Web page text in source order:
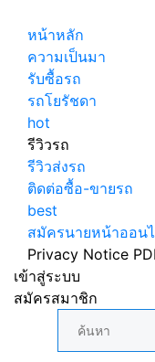
หน้าหลัก
ความเป็นมา
รับซื้อรถ
รถโยรัชดา
hot
รีวิวรถ
รีวิวส่งรถ
ติดต่อซื้อ-ขายรถ
best
สมัครนายหน้าออน
Privacy Notice
เข้าสู่ระบบ
สมัครสมาชิก